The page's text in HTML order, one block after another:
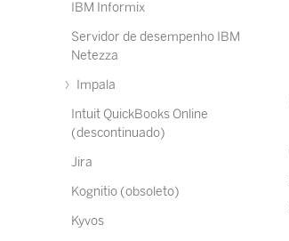
IBM Informix
Servidor de desempenho IBM
Netezza
Impala
Intuit QuickBooks Online
(descontinuado)
Jira
Kognitio (obsoleto)
Kyvos